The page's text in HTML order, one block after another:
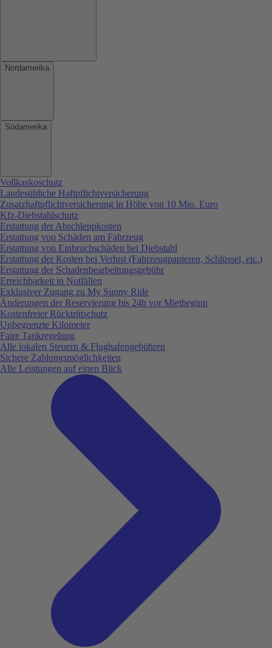
Nordamerika
Südamerika
Vollkaskoschutz
Landesübliche Haftpflichtversicherung
Zusatzhaftpflichtversicherung in Höhe von 10 Mio. Euro
Kfz-Diebstahlschutz
Erstattung der Abschleppkosten
Erstattung von Schäden am Fahrzeug
Erstattung von Einbruchschäden bei Diebstahl
Erstattung der Kosten bei Verlust (Fahrzeugpapieren, Schlüssel, etc.)
Erstattung der Schadenbearbeitungsgebühr
Erreichbarkeit in Notfällen
Exklusiver Zugang zu My Sunny Ride
Änderungen der Reservierung bis 24h vor Mietbeginn
Kostenfreier Rücktrittschutz
Unbegrenzte Kilometer
Faire Tankregelung
Alle lokalen Steuern & Flughafengebühren
Sichere Zahlungsmöglichkeiten
Alle Leistungen auf einen Blick